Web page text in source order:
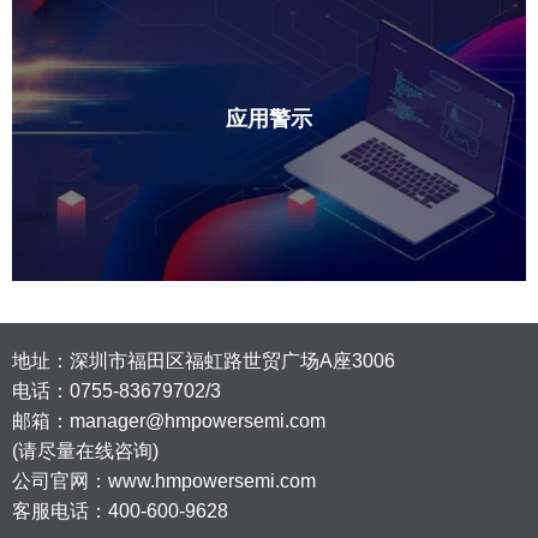
应用警示
地址：深圳市福田区福虹路世贸广场A座3006
电话： 0755-83679702/3
邮箱：manager@hmpowersemi.com
(请尽量在线咨询)
公司官网：www.hmpowersemi.com
客服电话：400-600-9628